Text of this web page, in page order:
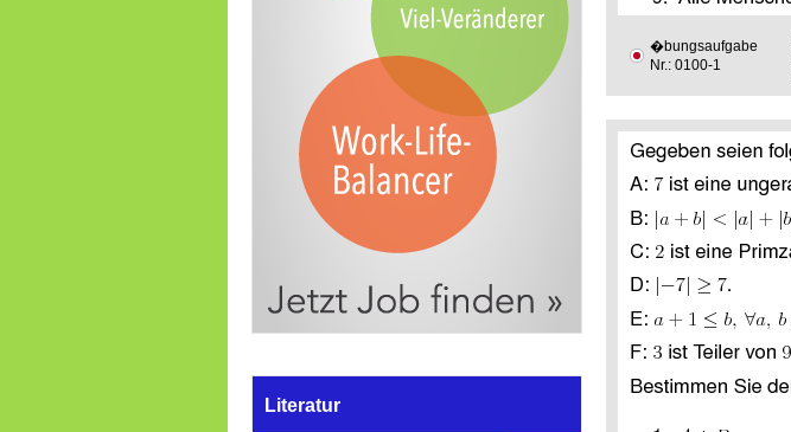
Literatur
�bungsaufgabe
Nr.: 0100-1